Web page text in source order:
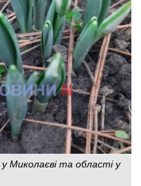
Миколаєві та області у